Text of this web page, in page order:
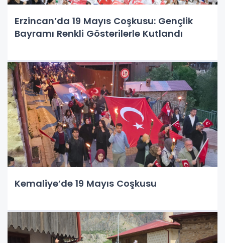
Erzincan’da 19 Mayıs Coşkusu: Gençlik
Bayramı Renkli Gösterilerle Kutlandı
Kemaliye’de 19 Mayıs Coşkusu